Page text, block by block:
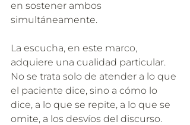
en sostener ambos
simultáneamente.
La escucha, en este marco,
adquiere una cualidad particular.
No se trata solo de atender a lo que
el paciente dice, sino a cómo lo
dice, a lo que se repite, a lo que se
omite, a los desvíos del discurso.